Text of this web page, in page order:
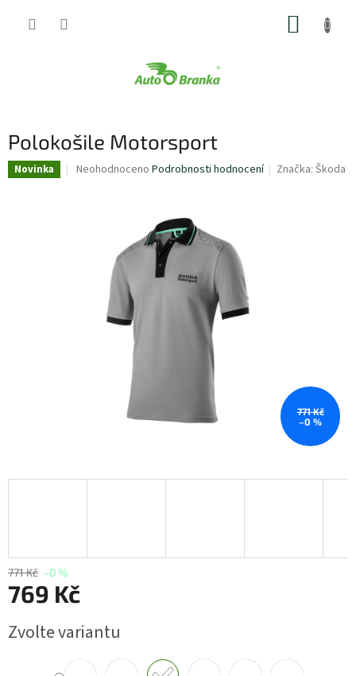
Polokošile Motorsport
Novinka
Průměrné
hvězdiček.
Neohodnoceno Podrobnosti hodnocení Značka:Škoda
771 Kč
–0 %
771 Kč –0 %
769 Kč
cena:
Zvolte variantu